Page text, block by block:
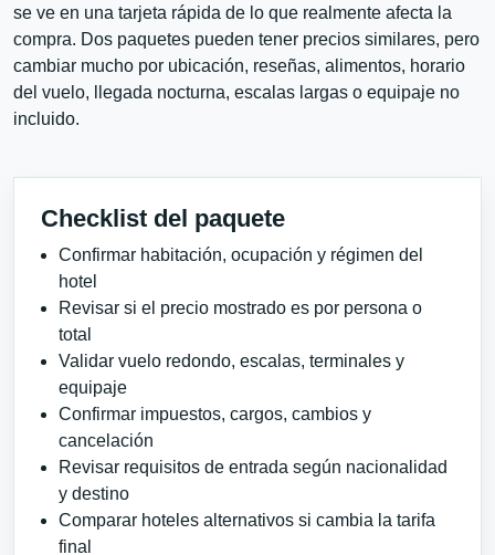
se ve en una tarjeta rápida de lo que realmente afecta la
compra. Dos paquetes pueden tener precios similares, pero
cambiar mucho por ubicación, reseñas, alimentos, horario
del vuelo, llegada nocturna, escalas largas o equipaje no
incluido.
Checklist del paquete
Confirmar habitación, ocupación y régimen del
hotel
Revisar si el precio mostrado es por persona o
total
Validar vuelo redondo, escalas, terminales y
equipaje
Confirmar impuestos, cargos, cambios y
cancelación
Revisar requisitos de entrada según nacionalidad
y destino
Comparar hoteles alternativos si cambia la tarifa
final